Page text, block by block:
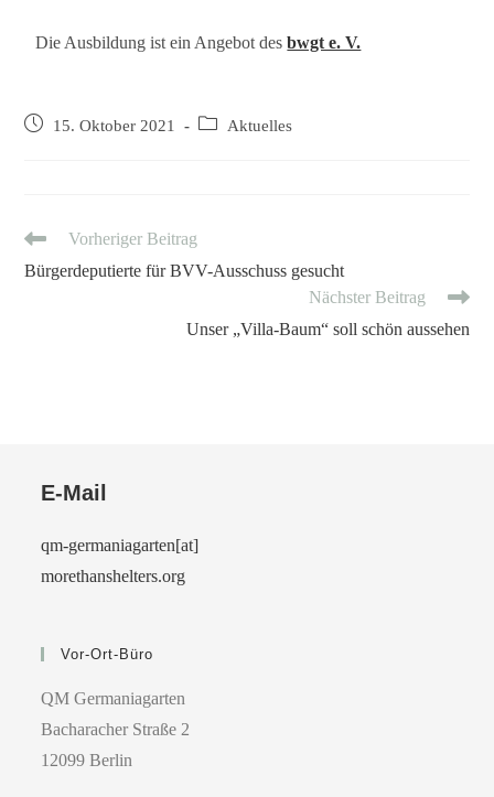
Die Ausbildung ist ein Angebot desbwgt e. V.
15. Oktober 2021 Aktuelles
Vorheriger Beitrag
Bürgerdeputierte für BVV-Ausschuss gesucht
Nächster Beitrag
Unser „Villa-Baum“ soll schön aussehen
E-Mail
qm-germaniagarten[at]
morethanshelters.org
Vor-Ort-Büro
QM Germaniagarten
Bacharacher Straße 2
12099 Berlin